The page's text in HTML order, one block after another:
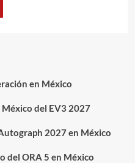
en México
del EV3 2027
2027 en México
del ORA 5 en México